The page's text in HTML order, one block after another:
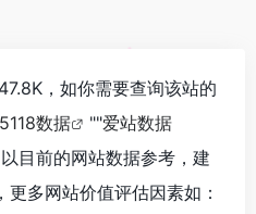
，如你需要查询该站的
5118数据 ""爱站数据
目前的网站数据参考，建
多网站价值评估因素如：